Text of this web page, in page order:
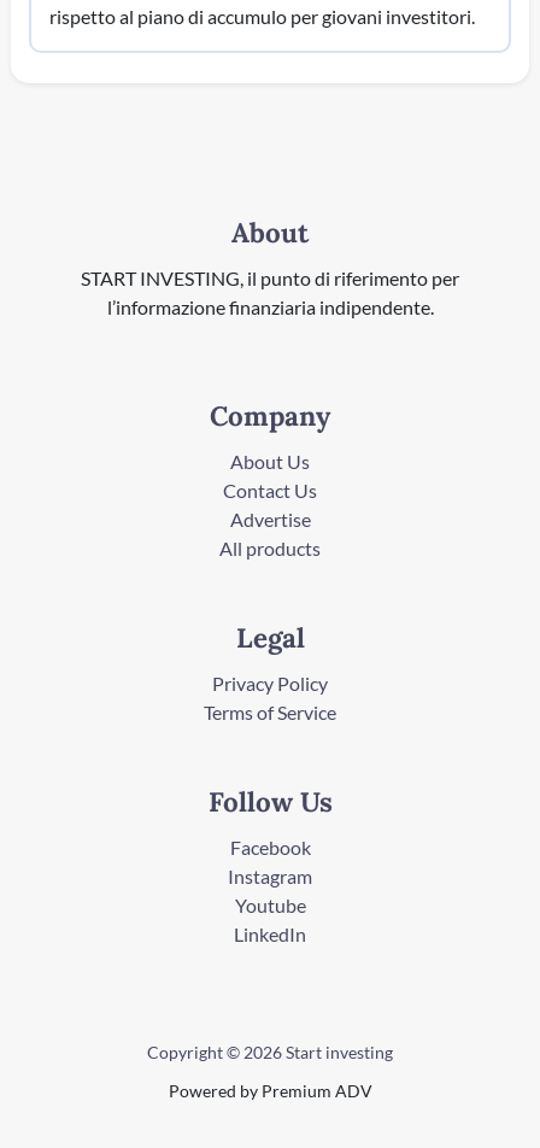
rispetto al piano di accumulo per giovani investitori.
About
START INVESTING, il punto di riferimento per
l’informazione finanziaria indipendente.
Company
About Us
Contact Us
Advertise
All products
Legal
Privacy Policy
Terms of Service
Follow Us
Facebook
Instagram
Youtube
LinkedIn
Copyright © 2026 Start investing
Powered by Premium ADV